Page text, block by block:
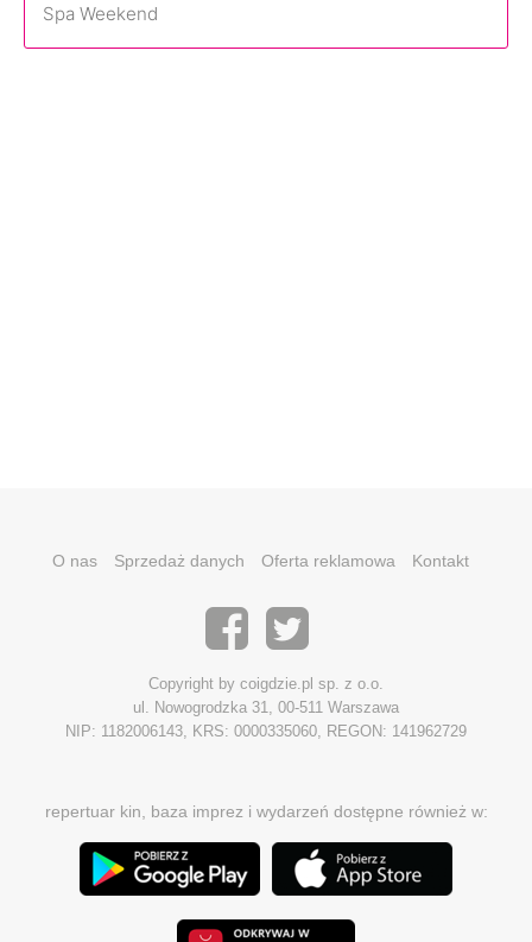
Spa Weekend
O nas Sprzedaż danych Oferta reklamowa Kontakt
Copyright by coigdzie.pl sp. z o.o.
ul. Nowogrodzka 31, 00-511 Warszawa
NIP: 1182006143, KRS: 0000335060, REGON: 141962729
repertuar kin, baza imprez i wydarzeń dostępne również w: